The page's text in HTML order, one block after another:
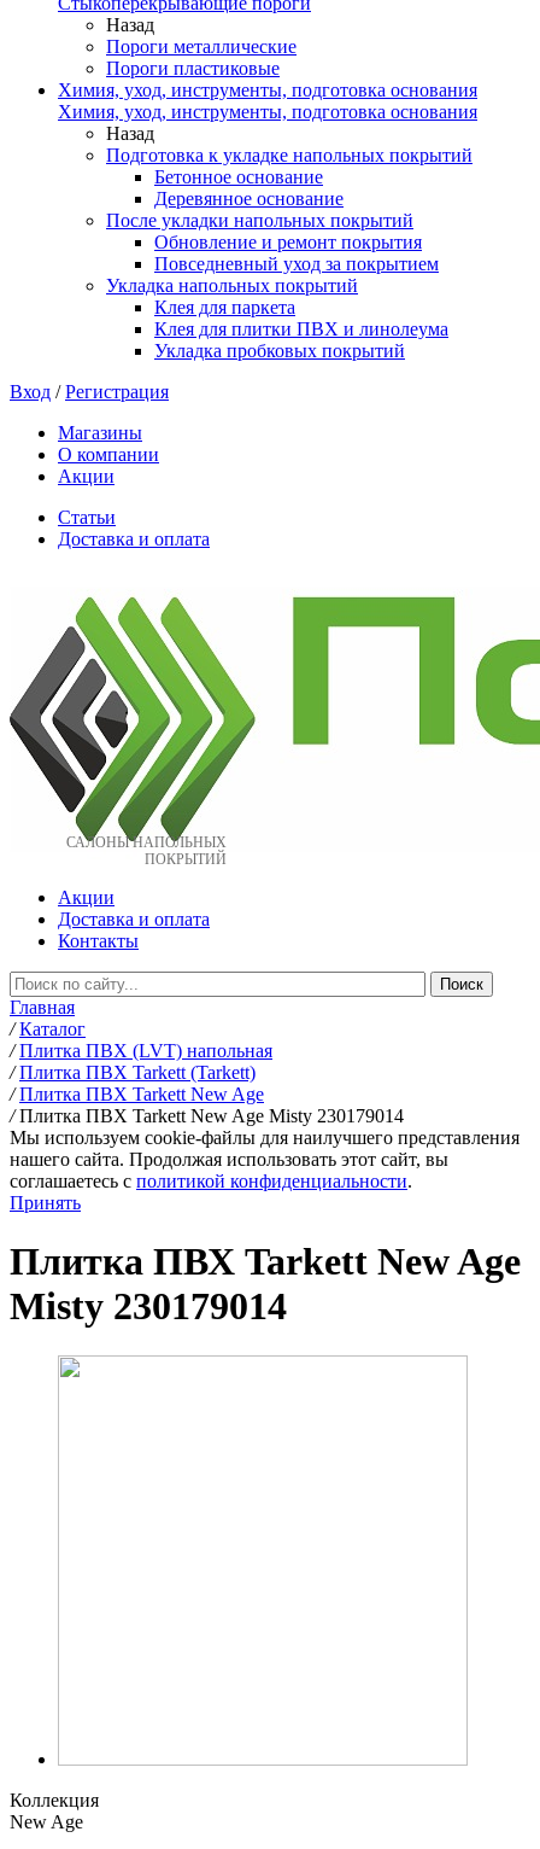
Назад
Пороги металлические
Пороги пластиковые
Химия, уход, инструменты, подготовка основания
Химия, уход, инструменты, подготовка основания
Назад
Подготовка к укладке напольных покрытий
Бетонное основание
Деревянное основание
После укладки напольных покрытий
Обновление и ремонт покрытия
Повседневный уход за покрытием
Укладка напольных покрытий
Клея для паркета
Клея для плитки ПВХ и линолеума
Укладка пробковых покрытий
Вход /Регистрация
Магазины
О компании
Акции
Статьи
Доставка и оплата
САЛОНЫ НАПОЛЬНЫХ
ПОКРЫТИЙ
Акции
Доставка и оплата
Контакты
Главная
/ Каталог
/ Плитка ПВХ (LVT) напольная
/ Плитка ПВХ Tarkett (Tarkett)
/ Плитка ПВХ Tarkett New Age
/ Плитка ПВХ Tarkett New Age Misty 230179014
Мы используем cookie-файлы для наилучшего представления
нашего сайта. Продолжая использовать этот сайт, вы
соглашаетесь c политикой конфиденциальности.
Принять
Плитка ПВХ Tarkett New Age
Misty 230179014
Коллекция
New Age